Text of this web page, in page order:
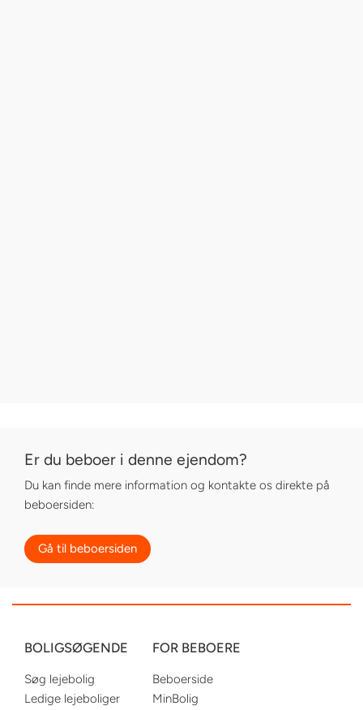
Er du beboer i denne ejendom?
Du kan finde mere information og kontakte os direkte på
beboersiden:
Gå til beboersiden
BOLIGSØGENDE
Søg lejebolig
Ledige lejeboliger
FOR BEBOERE
Beboerside
MinBolig